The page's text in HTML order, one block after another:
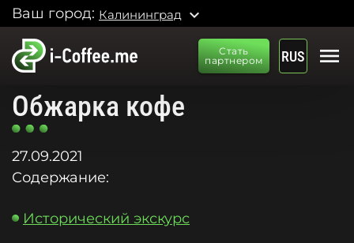
Ваш город: Калининград expand_more
Стать
партнером
RUS menu
Обжарка кофе
27.09.2021
Содержание:
Исторический экскурс